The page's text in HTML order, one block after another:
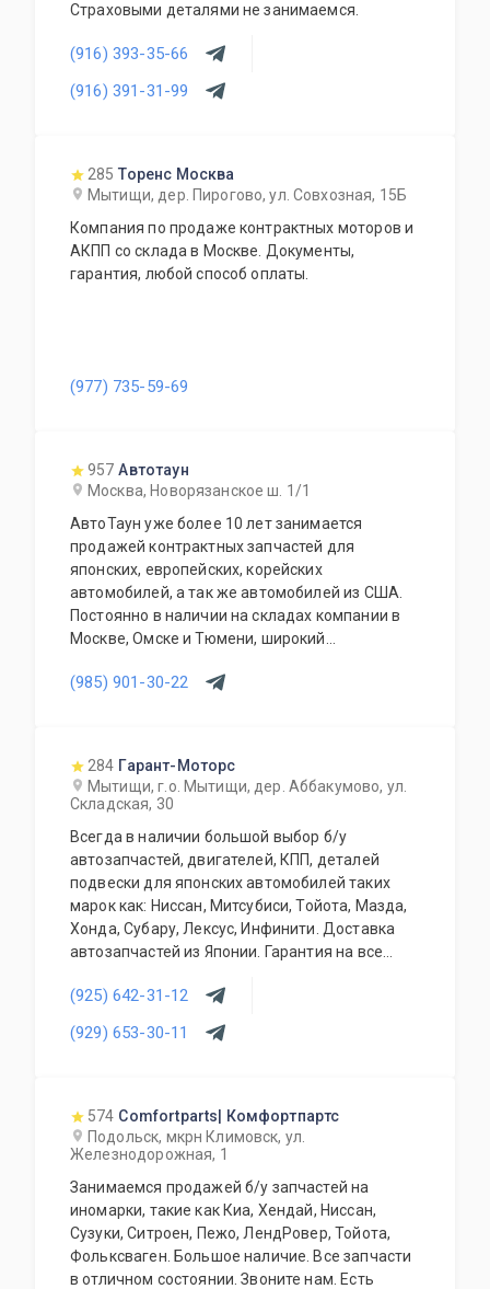
Страховыми деталями не занимаемся.
(916) 393-35-66
(916) 391-31-99
285 Торенс Москва
Мытищи, дер. Пирогово, ул. Совхозная, 15Б
Компания по продаже контрактных моторов и
АКПП со склада в Москве. Документы,
гарантия, любой способ оплаты.
(977) 735-59-69
957 Автотаун
Москва, Новорязанское ш. 1/1
АвтоТаун уже более 10 лет занимается
продажей контрактных запчастей для
японских, европейских, корейских
автомобилей, а так же автомобилей из США.
Постоянно в наличии на складах компании в
Москве, Омске и Тюмени, широкий
более 150000 наименований. Все запчасти,
(985) 901-30-22
284 Гарант-Моторс
Мытищи, г.о. Мытищи, дер. Аббакумово, ул.
Складская, 30
Всегда в наличии большой выбор б/у
автозапчастей, двигателей, КПП, деталей
подвески для японских автомобилей таких
марок как: Ниссан, Митсубиси, Тойота, Мазда,
Хонда, Субару, Лексус, Инфинити. Доставка
автозапчастей из Японии. Гарантия на все
(925) 642-31-12
(929) 653-30-11
574 Comfortparts| Комфортпартс
Подольск, мкрн Климовск, ул.
Железнодорожная, 1
Занимаемся продажей б/у запчастей на
иномарки, такие как Киа, Хендай, Ниссан,
Сузуки, Ситроен, Пежо, ЛендРовер, Тойота,
Фольксваген. Большое наличие. Все запчасти
в отличном состоянии. Звоните нам. Есть